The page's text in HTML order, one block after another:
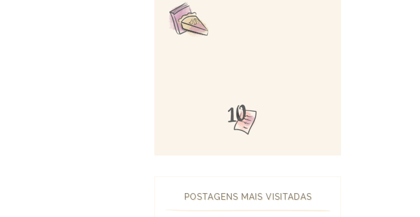
POSTAGENS MAIS VISITADAS